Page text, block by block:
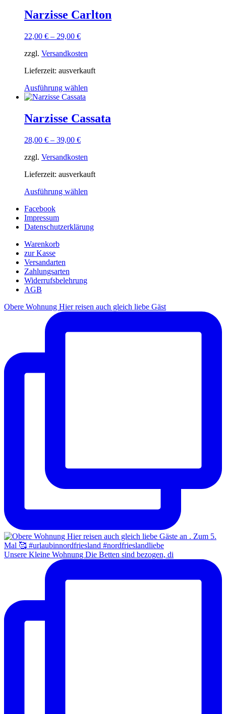
Narzisse Carlton
22,00 € – 29,00 €
zzgl. Versandkosten
Lieferzeit: ausverkauft
Ausführung wählen
Narzisse Cassata
28,00 € – 39,00 €
zzgl. Versandkosten
Lieferzeit: ausverkauft
Ausführung wählen
Facebook
Impressum
Datenschutzerklärung
Warenkorb
zur Kasse
Versandarten
Zahlungsarten
Widerrufsbelehrung
AGB
Obere Wohnung Hier reisen auch gleich liebe Gäst
Unsere Kleine Wohnung Die Betten sind bezogen, di